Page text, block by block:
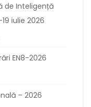
de Inteligență
iulie 2026
EN8-2026
– 2026